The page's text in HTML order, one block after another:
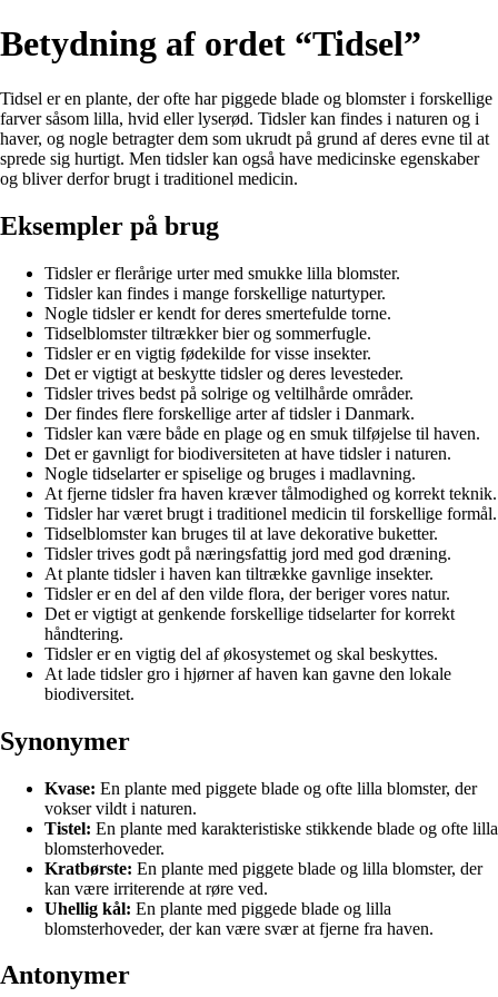
Betydning af ordet “Tidsel”
Tidsel er en plante, der ofte har piggede blade og blomster i forskellige
farver såsom lilla, hvid eller lyserød. Tidsler kan findes i naturen og i
haver, og nogle betragter dem som ukrudt på grund af deres evne til at
sprede sig hurtigt. Men tidsler kan også have medicinske egenskaber
og bliver derfor brugt i traditionel medicin.
Eksempler på brug
Tidsler er flerårige urter med smukke lilla blomster.
Tidsler kan findes i mange forskellige naturtyper.
Nogle tidsler er kendt for deres smertefulde torne.
Tidselblomster tiltrækker bier og sommerfugle.
Tidsler er en vigtig fødekilde for visse insekter.
Det er vigtigt at beskytte tidsler og deres levesteder.
Tidsler trives bedst på solrige og veltilhårde områder.
Der findes flere forskellige arter af tidsler i Danmark.
Tidsler kan være både en plage og en smuk tilføjelse til haven.
Det er gavnligt for biodiversiteten at have tidsler i naturen.
Nogle tidselarter er spiselige og bruges i madlavning.
At fjerne tidsler fra haven kræver tålmodighed og korrekt teknik.
Tidsler har været brugt i traditionel medicin til forskellige formål.
Tidselblomster kan bruges til at lave dekorative buketter.
Tidsler trives godt på næringsfattig jord med god dræning.
At plante tidsler i haven kan tiltrække gavnlige insekter.
Tidsler er en del af den vilde flora, der beriger vores natur.
Det er vigtigt at genkende forskellige tidselarter for korrekt
håndtering.
Tidsler er en vigtig del af økosystemet og skal beskyttes.
At lade tidsler gro i hjørner af haven kan gavne den lokale
biodiversitet.
Synonymer
Kvase: En plante med piggete blade og ofte lilla blomster, der
vokser vildt i naturen.
Tistel: En plante med karakteristiske stikkende blade og ofte lilla
blomsterhoveder.
Kratbørste: En plante med piggete blade og lilla blomster, der
kan være irriterende at røre ved.
Uhellig kål: En plante med piggede blade og lilla
blomsterhoveder, der kan være svær at fjerne fra haven.
Antonymer